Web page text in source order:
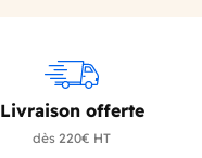
Livraison offerte
dès 220€ HT